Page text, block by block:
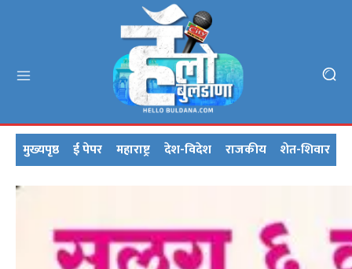
मुख्यपृष्ठ ई पेपर महाराष्ट्र देश-विदेश राजकीय शेत-शिवार